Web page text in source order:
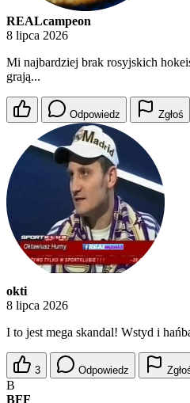
REALcampeon
8 lipca 2026
Mi najbardziej brak rosyjskich
grają...
Odpowiedz Zgłoś
okti
8 lipca 2026
I to jest mega skandal! Wstyd i
3 Odpowiedz
B
BFF